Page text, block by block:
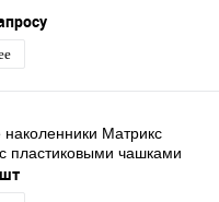
Матрикс
пластиковыми чашками